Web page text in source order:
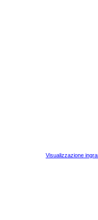
Visualizzazione